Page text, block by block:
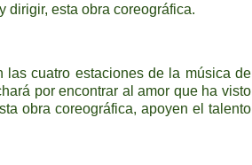
dirigir, esta obra coreográfica.
las cuatro estaciones de la música de
por encontrar al amor que ha visto
obra coreográfica, apoyen el talento